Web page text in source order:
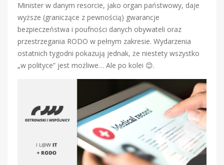
Minister w danym resorcie, jako organ państwowy, daje
wyższe (graniczące z pewnością) gwarancje
bezpieczeństwa i poufności danych obywateli oraz
przestrzegania RODO w pełnym zakresie. Wydarzenia
ostatnich tygodni pokazują jednak, że niestety wszystko
„w polityce” jest możliwe… Ale po kolei 😊.